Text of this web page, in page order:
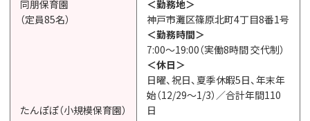
同朋保育園
（定員85名）
たんぽぽ（小規模保育園）
＜勤務地＞
神戸市灘区篠原北町4丁目8番1号
＜勤務時間＞
7:00〜19:00（実働8時間 交代制）
＜休日＞
日曜、祝日、夏季休暇5日、年末年
始（12/29〜1/3）／合計年間110
日